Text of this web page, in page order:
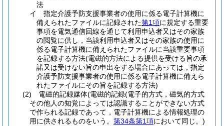
法
イ
指定介護予防支援事業者の使用に係る電子計算機に
備えられたファイルに記録された第1項に規定する重要
事項を電気通信回線を通じて利用申込者又はその家族
の閲覧に供し，当該利用申込者又はその家族の使用に
係る電子計算機に備えられたファイルに当該重要事項
を記録する方法(電磁的方法による提供を受ける旨の承
諾又は受けない旨の申出をする場合にあっては，指定
介護予防支援事業者の使用に係る電子計算機に備えら
れたファイルにその旨を記録する方法)
(2)
電磁的記録媒体(電磁的記録(電子的方式，磁気的方式
その他人の知覚によっては認識することができない方式
で作られる記録であって，電子計算機による情報処理の
用に供されるものをいう。 第34条第1項において同じ。)